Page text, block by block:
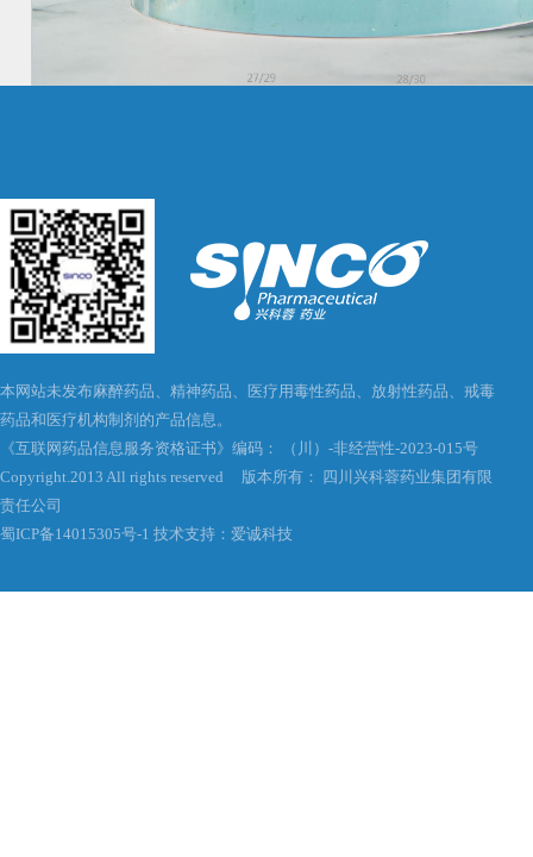
本网站未发布麻醉药品、精神药品、医疗用毒性药品、放射性药品、戒毒
药品和医疗机构制剂的产品信息。
《互联网药品信息服务资格证书》编码： （川）-非经营性-2023-015号
Copyright.2013 All rights reserved 版本所有： 四川兴科蓉药业集团有限
责任公司
蜀ICP备14015305号-1 技术支持：爱诚科技